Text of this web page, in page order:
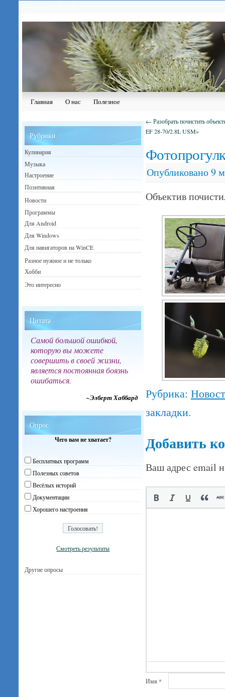
Главная О нас Полезное
← Разобрать почистить
EF 28-70/2.8L USM»
Опубликовано9
Объектив
Рубрика:
закладки.
Добавить
Ваш адрес email
Имя *
Рубрики
Кулинария
Музыка
Настроение
Позитивная
Новости
Программы
Для Android
Для Windows
Для навигаторов на WinCE
Разное нужное и не только
Хобби
Это интересно
Цитата
Самой большой ошибкой,
которую вы можете
совершить в своей жизни,
является постоянная боязнь
ошибаться.
~Элберт Хаббард
Опрос
Чего вам не хватает?
Бесплатных программ
Полезных советов
Весёлых историй
Документации
Хорошего настроения
Смотреть результаты
Другие опросы